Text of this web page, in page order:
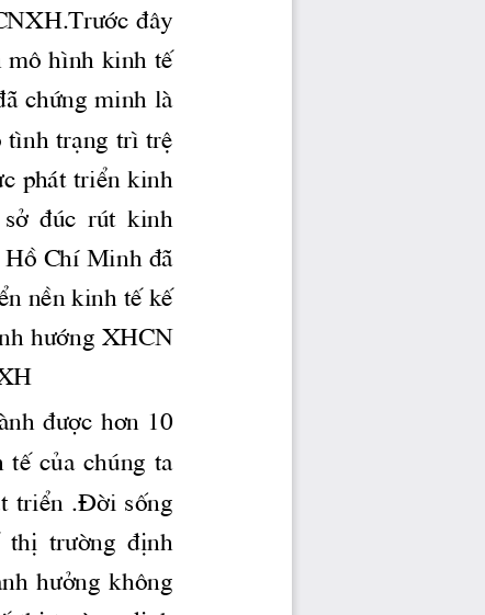
®©y
h×nh kinh tÕ
chøng minh lμ
tr¹ng tr× trÖ
ph ̧t triÓn kinh
së  ®óc  rót  kinh
Hå ChÝ Minh ®·
nÒn kinh tÕ kÕ
h­íng XHCN
®­îc h¬n 10
tÕ  cña  chóng  ta
triÓn .§êi sèng
thÞ tr­êng
  ®Þnh
h­ëng
  kh«ng